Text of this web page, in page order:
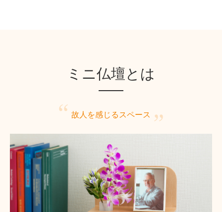
ミニ仏壇とは
故人を感じる スペース